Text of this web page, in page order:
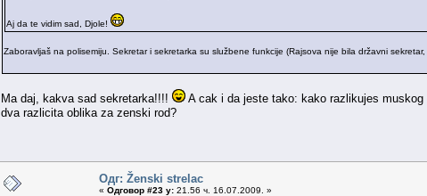
Aj da te vidim sad, Djole!
Zaboravljaš na polisemiju. Sekretar i sekretarka su službene funkcije (Rajsova nije bila državni
Ma daj, kakva sad sekretarka!!!!
A cak i da jeste tako: kako razlikujes
dva razlicita oblika za zenski rod?
Одг: Ženski strelac
« Одговор #23 у: 21.56 ч. 16.07.2009. »